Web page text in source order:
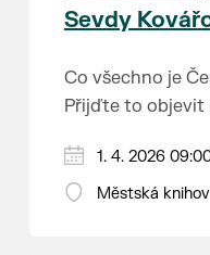
Sevdy
Co všechno je
Přijďte to objevit
Sevdy Kovářové,
zemi dívá s
Otevírací doba
až pátek od 9 do
1. 4. 2026
Městská